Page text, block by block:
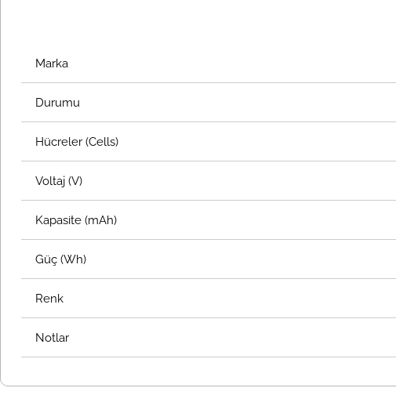
Marka
Durumu
Hücreler (Cells)
Voltaj (V)
Kapasite (mAh)
Güç (Wh)
Renk
Notlar